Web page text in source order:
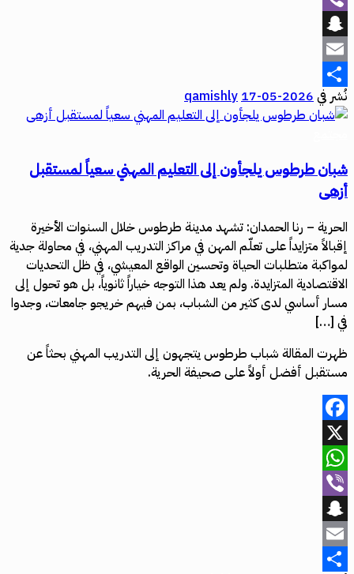
Viber
Snapchat
Email
Share
نُشر في2026-05-17
qamishly
شبان طرطوس يلجأون إلى التعليم المهني سعياً لمستقبل
أزهى
الحرية – رنا الحمدان: تشهد مدينة طرطوس خلال السنوات الأخيرة
إقبالاً متزايداً على تعلّم المهن في مراكز التدريب المهني، في محاولة جدية
لمواكبة متطلبات الحياة وتحسين الواقع المعيشي، في ظل التحديات
الاقتصادية المتزايدة. ولم يعد هذا التوجه خياراً ثانوياً، بل هو تحول إلى
مسار أساسي لدى كثير من الشباب، بمن فيهم خريجو جامعات، وجدوا
في […]
ظهرت المقالة شباب طرطوس يتجهون إلى التدريب المهني بحثاً عن
مستقبل أفضل أولاً على صحيفة الحرية.
Facebook
X
WhatsApp
Viber
Snapchat
Email